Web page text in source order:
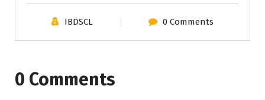
IBDSCL 0 Comments
0 Comments